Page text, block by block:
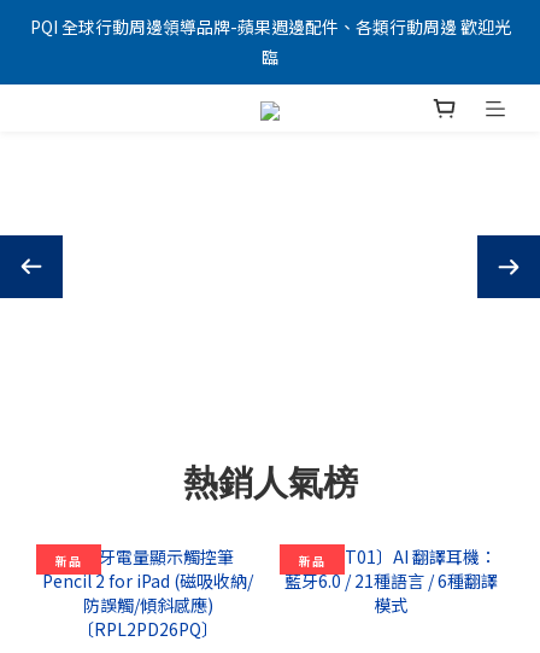
PQI 全球行動周邊領導品牌-蘋果週邊配件、各類行動周邊 歡迎光
臨
熱銷人氣榜
新品 新品